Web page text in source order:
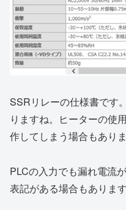
SSRリレーの仕様書です
りますね。ヒーターの使
作してしまう場合もありま
PLCの入力でも漏れ電流
表記がある場合もあります